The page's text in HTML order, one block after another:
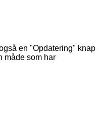
en "Opdatering" knap
måde som har